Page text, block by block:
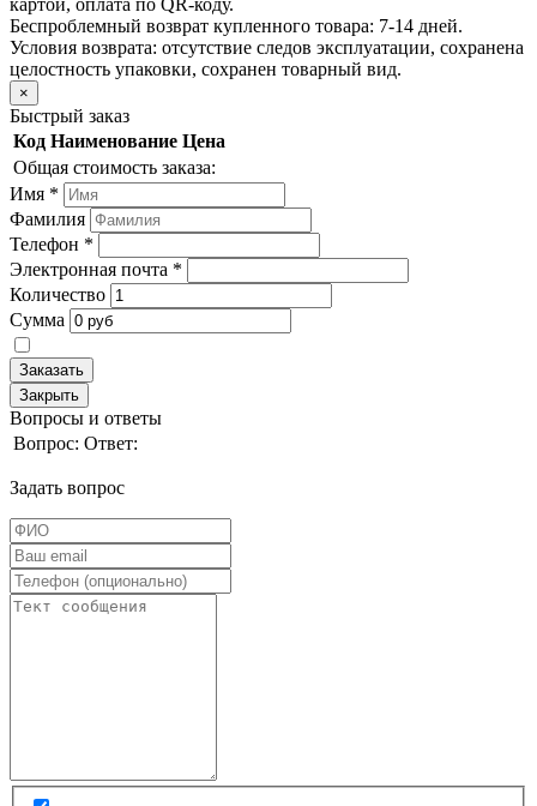
картой, оплата по QR-коду.
Беспроблемный возврат купленного товара: 7-14 дней.
Условия возврата: отсутствие следов эксплуатации, сохранена
целостность упаковки, сохранен товарный вид.
×
Быстрый заказ
Код Наименование Цена
Общая стоимость заказа:
Имя *
Фамилия
Телефон *
Электронная почта *
Количество
Сумма
Заказать
Закрыть
Вопросы и ответы
Вопрос: Ответ:
Задать вопрос